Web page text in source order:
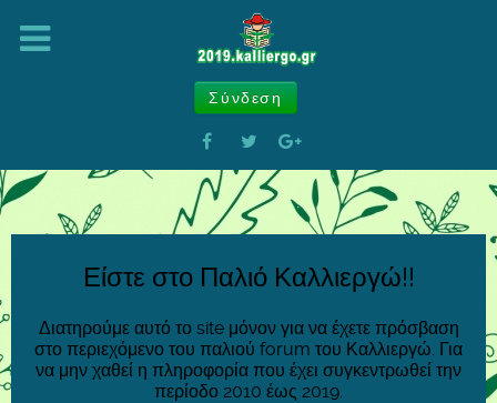
Σύνδεση
Είστε στο Παλιό Καλλιεργώ!!
Διατηρούμε αυτό το site μόνον για να έχετε πρόσβαση
στο περιεχόμενο του παλιού forum του Καλλιεργώ. Για
να μην χαθεί η πληροφορία που έχει συγκεντρωθεί την
περίοδο 2010 έως 2019.